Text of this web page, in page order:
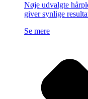
Nøje udvalgte
giver synlige
Se mere